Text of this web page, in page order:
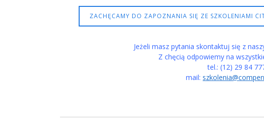
ZACHĘCAMY DO ZAPOZNANIA SIĘ ZE SZKOLENIAMI
Jeżeli masz pytania skontaktuj się z
Z chęcią odpowiemy na
tel.: (12) 29 84
mail: